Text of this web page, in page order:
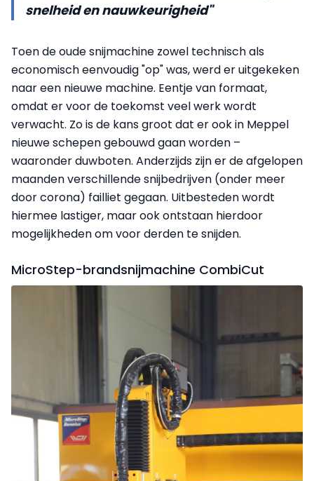
snelheid en nauwkeurigheid"
Toen de oude snijmachine zowel technisch als
economisch eenvoudig "op" was, werd er uitgekeken
naar een nieuwe machine. Eentje van formaat,
omdat er voor de toekomst veel werk wordt
verwacht. Zo is de kans groot dat er ook in Meppel
nieuwe schepen gebouwd gaan worden –
waaronder duwboten. Anderzijds zijn er de afgelopen
maanden verschillende snijbedrijven (onder meer
door corona) failliet gegaan. Uitbesteden wordt
hiermee lastiger, maar ook ontstaan hierdoor
mogelijkheden om voor derden te snijden.
MicroStep-brandsnijmachine CombiCut